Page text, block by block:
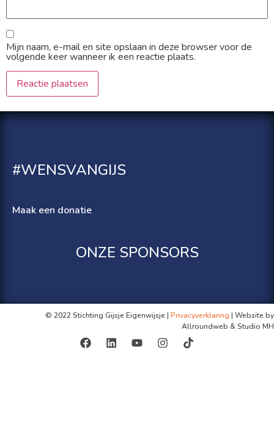
Mijn naam, e-mail en site opslaan in deze browser voor de
volgende keer wanneer ik een reactie plaats.
#WENSVANGIJS
Maak een donatie
ONZE SPONSORS
© 2022 Stichting Gijsje Eigenwijsje | Privacyverklaring | Website by
Allroundweb & Studio MH